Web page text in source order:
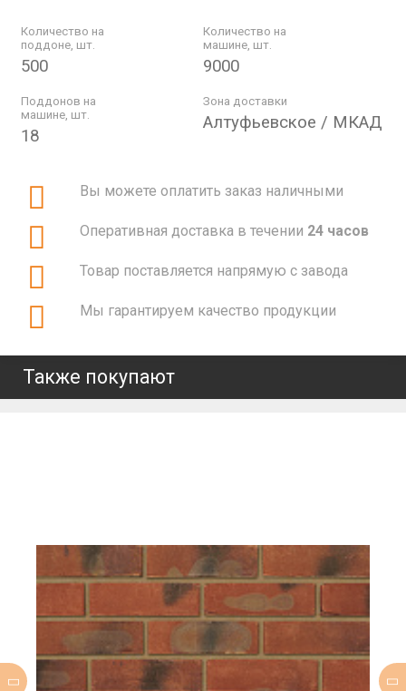
Количество на
поддоне, шт.
500
Количество на
машине, шт.
9000
Поддонов на
машине, шт.
18
Зона доставки
Алтуфьевское / МКАД
Вы можете оплатить заказ наличными
Оперативная доставка в течении 24 часов
Товар поставляется напрямую с завода
Мы гарантируем качество продукции
Также покупают